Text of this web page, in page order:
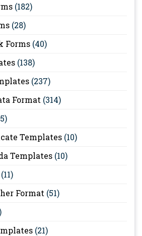
(182)
(28)
Forms (40)
(138)
(237)
Format (314)
Templates (10)
Templates (10)
(11)
Format (51)
(21)